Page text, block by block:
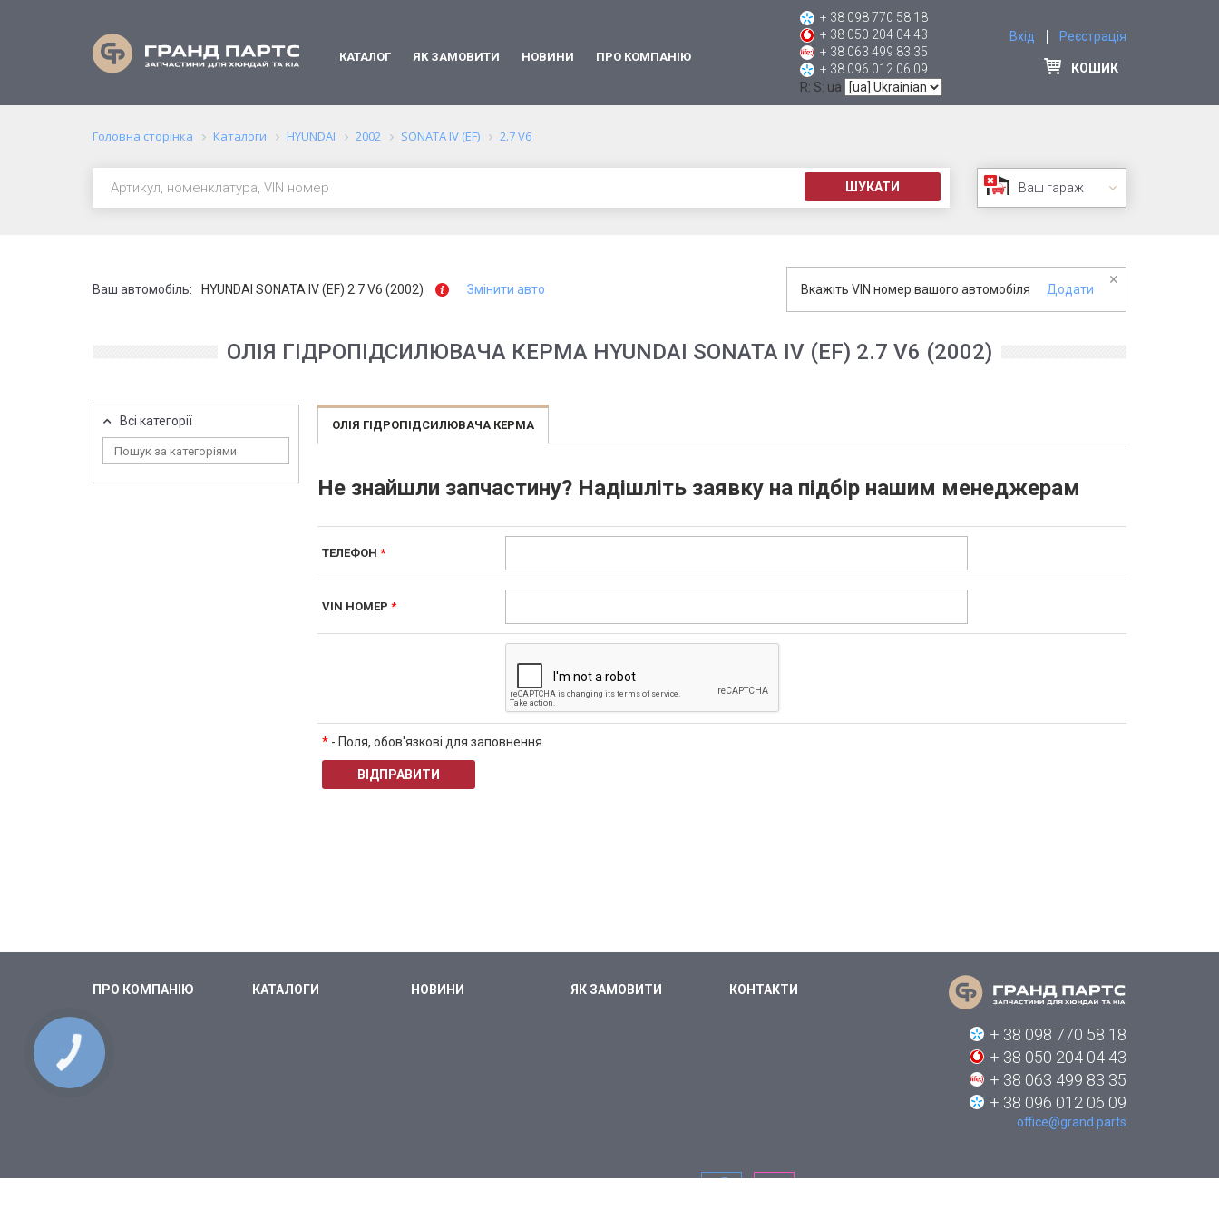
КАТАЛОГ ЯК ЗАМОВИТИ НОВИНИ ПРО КОМПАНІЮ
+ 38 098 770 58 18
+ 38 050 204 04 43
+ 38 063 499 83 35
+ 38 096 012 06 09
R: S: ua
Вхід Реєстрація
КОШИК
Головна сторінка Каталоги HYUNDAI 2002 SONATA IV (EF) 2.7 V6
ШУКАТИ Ваш гараж
Ваш автомобіль: HYUNDAI SONATA IV (EF) 2.7 V6 (2002) Змінити авто Вкажіть VIN номер вашого автомобіля Додати
×
ОЛІЯ ГІДРОПІДСИЛЮВАЧА КЕРМА HYUNDAI SONATA IV (EF) 2.7 V6 (2002)
Всі категорії ОЛІЯ ГІДРОПІДСИЛЮВАЧА КЕРМА
Не знайшли запчастину? Надішліть заявку на підбір нашим менеджерам
ТЕЛЕФОН *
VIN НОМЕР *
* - Поля, обов'язкові для заповнення
ПРО КОМПАНІЮ КАТАЛОГИ НОВИНИ ЯК ЗАМОВИТИ КОНТАКТИ
+ 38 098 770 58 18
+ 38 050 204 04 43
+ 38 063 499 83 35
+ 38 096 012 06 09
office@grand.parts
КНОПКА
СВЯЗИ